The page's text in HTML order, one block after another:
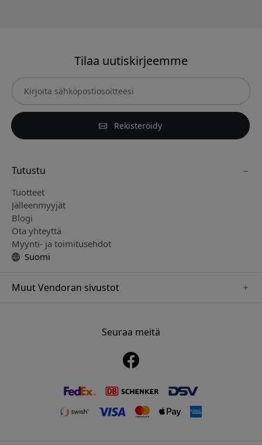
Tilaa uutiskirjeemme
Rekisteröidy
Tutustu
Tuotteet
Jälleenmyyjät
Blogi
Ota yhteyttä
Myynti- ja toimitusehdot
Suomi
Muut Vendoran sivustot
www.myfirst.se
Seuraa meitä